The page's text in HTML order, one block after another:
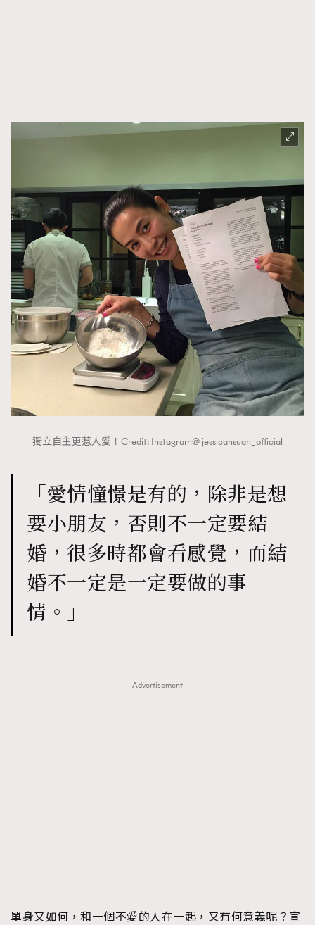
獨立自主更惹人愛！Credit: Instagram@ jessicahsuan_official
「愛情憧憬是有的，除非是想
要小朋友，否則不一定要結
婚，很多時都會看感覺，而結
婚不一定是一定要做的事
情。」
Advertisement
單身又如何，和一個不愛的人在一起，又有何意義呢？宣